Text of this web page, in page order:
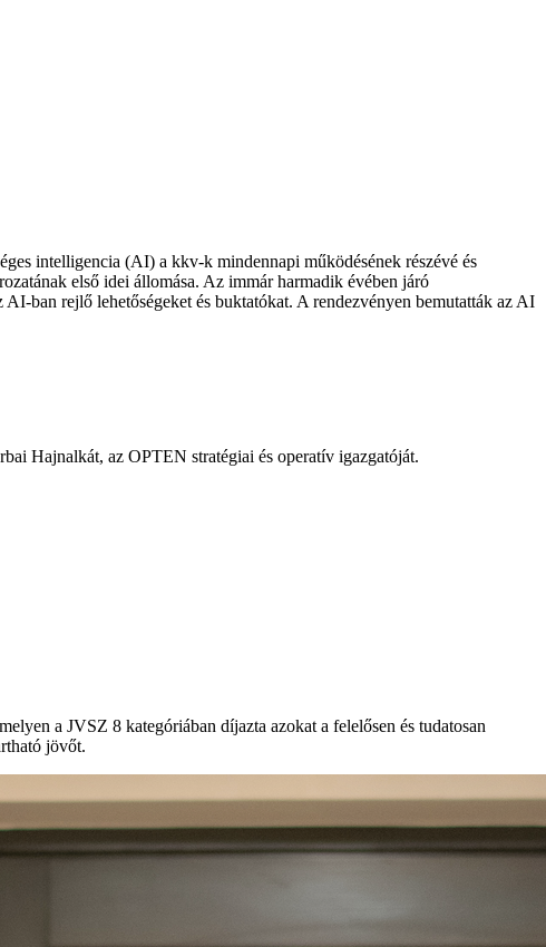
intelligencia (AI) a kkv-k mindennapi működésének részévé és
első idei állomása. Az immár harmadik évében járó
ban rejlő lehetőségeket és buktatókat. A rendezvényen bemutatták az AI
Hajnalkát, az OPTEN stratégiai és operatív igazgatóját.
a JVSZ 8 kategóriában díjazta azokat a felelősen és tudatosan
jövőt.